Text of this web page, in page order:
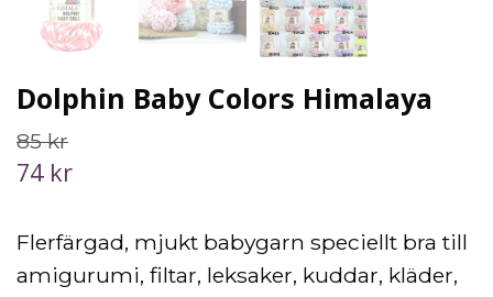
Dolphin Baby Colors Himalaya
85 kr
74 kr
Flerfärgad, mjukt babygarn speciellt bra till
amigurumi, filtar, leksaker, kuddar, kläder,